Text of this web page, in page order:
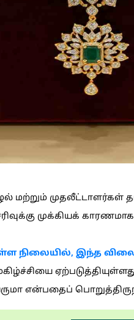
மற்றும் முதலீட்டாளர்கள்
முக்கியக்
நிலையில், இந்த விலை
என்பதைப்